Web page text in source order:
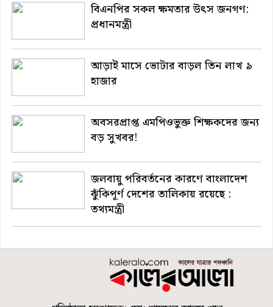
বিএনপির সকল ক্ষমতার উৎস জনগণ:
প্রধানমন্ত্রী
আড়াই মাসে ভোটার বাড়ল তিন লাখ ৯
হাজার
অবসরপ্রাপ্ত এমপিওভুক্ত শিক্ষকদের জন্য
বড় সুখবর!
জলবায়ু পরিবর্তনের কারণে বাংলাদেশ
ঝুঁকিপূর্ণ দেশের তালিকায় রয়েছে :
তথ্যমন্ত্রী